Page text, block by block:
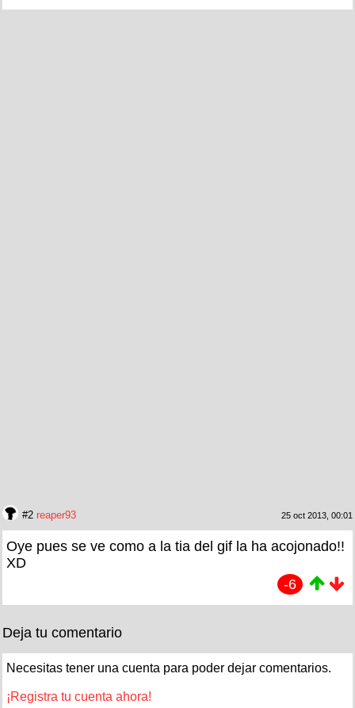
#2 reaper93 25 oct 2013, 00:01
Oye pues se ve como a la tia del gif la ha acojonado!!
XD
-6
Deja tu comentario
Necesitas tener una cuenta para poder dejar comentarios.
¡Registra tu cuenta ahora!